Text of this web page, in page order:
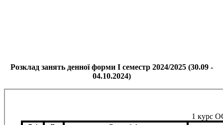
Розклад занять денної форми І семестр 2024/2025 (30.09 -
04.10.2024)